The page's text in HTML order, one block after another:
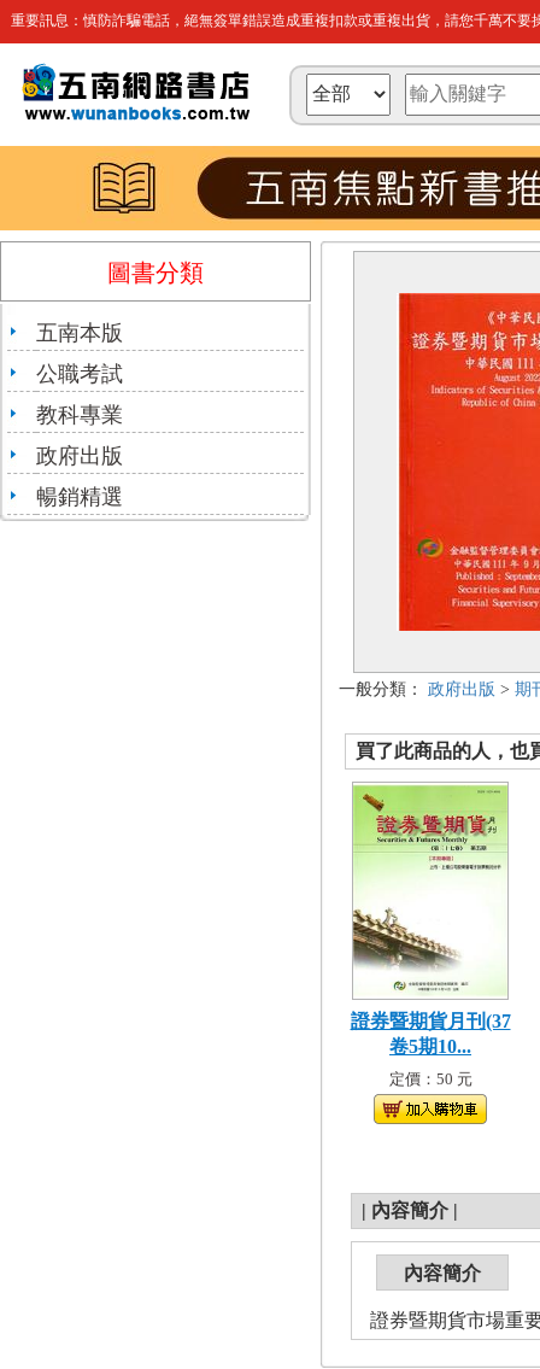
重要訊息：慎防詐騙電話，絕無簽單錯誤造成重複扣款或重複出貨，請您千萬不要
圖書分類
五南本版
公職考試
教科專業
政府出版
暢銷精選
一般分類： 政府出版 > 期
買了此商品的人，也
證券暨期貨月刊(37
卷5期10...
定價：50 元
| 內容簡介 |
內容簡介
證券暨期貨市場重